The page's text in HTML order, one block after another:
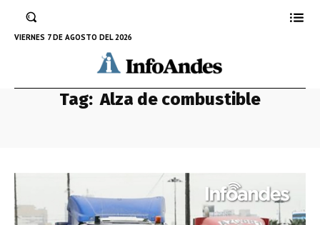
VIERNES 7 DE AGOSTO DEL 2026
Tag: Alza de combustible